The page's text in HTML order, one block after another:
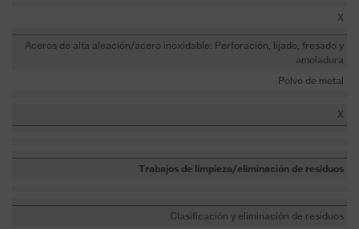
X
Aceros de alta aleación/acero inoxidable: Perforación, lijado, fresado y
amoladura
Polvo de metal
X
Trabajos de limpieza/eliminación de residuos
Clasificación y eliminación de residuos